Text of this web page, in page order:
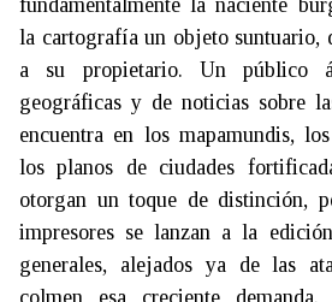
fundamentalmente la naciente
la cartografía un objeto suntuario,
a su propietario. Un público
geográficas y de noticias sobre
encuentra en los mapamundis,
los planos de ciudades
otorgan un toque de distinción,
impresores se lanzan a la
generales, alejados ya de las